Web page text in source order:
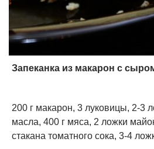
Запеканка из макарон с
200 г макарон, 3 луковицы, 2-3
масла, 400 г мяса, 2 ложки
стакана томатного сока, 3-4